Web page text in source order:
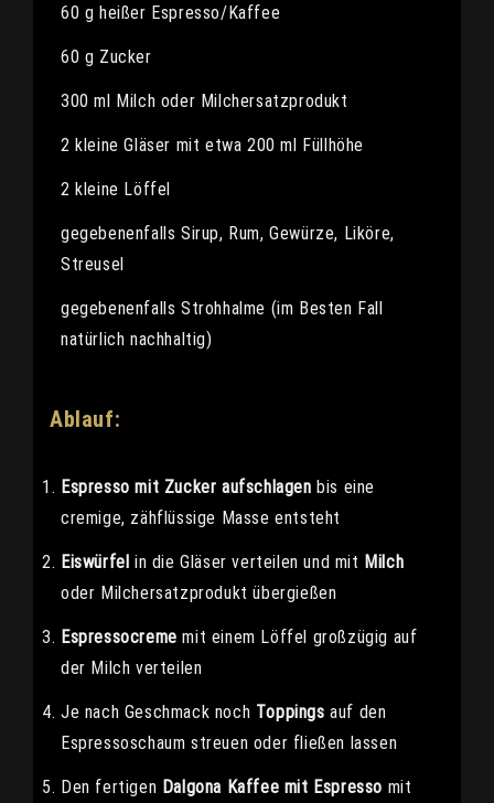
60 g heißer Espresso/Kaffee
60 g Zucker
300 ml Milch oder Milchersatzprodukt
2 kleine Gläser mit etwa 200 ml Füllhöhe
2 kleine Löffel
gegebenenfalls Sirup, Rum, Gewürze, Liköre,
Streusel
gegebenenfalls Strohhalme (im Besten Fall
natürlich nachhaltig)
Ablauf:
Espresso mit Zucker aufschlagen bis eine
cremige, zähflüssige Masse entsteht
Eiswürfel in die Gläser verteilen und mit Milch
oder Milchersatzprodukt übergießen
Espressocrememit einem Löffel großzügig auf
der Milch verteilen
Je nach Geschmack noch Toppings auf den
Espressoschaum streuen oder fließen lassen
Den fertigen Dalgona Kaffee mit Espresso mit